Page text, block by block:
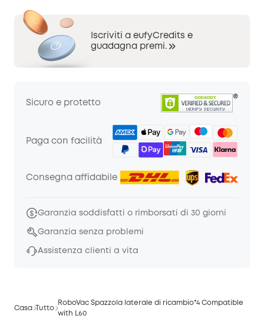
Iscriviti a eufyCredits e
guadagna premi.
Sicuro e protetto
Paga con facilità
Consegna affidabile
Garanzia soddisfatti o rimborsati di 30 giorni
Garanzia senza problemi
Assistenza clienti a vita
Casa Tutto
RoboVac Spazzola laterale di ricambio*4 Compatible
with L60